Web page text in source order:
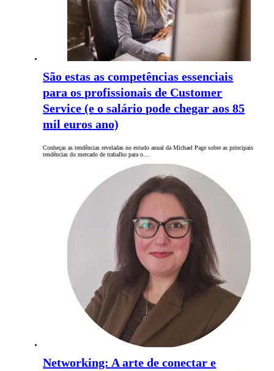
São estas as competências essenciais
para os profissionais de Customer
Service (e o salário pode chegar aos 85
mil euros ano)
Conheças as tendências reveladas no estudo anual da Michael Page sobre as principais
tendências do mercado de trabalho para o…
Networking: A arte de conectar e